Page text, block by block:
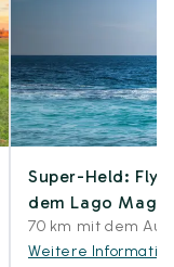
Super-Held:
dem Lago
70 km mit dem
Weitere